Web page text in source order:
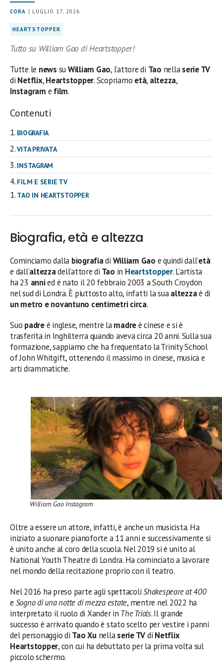
CORA | LUGLIO 17, 2026
HEARTSTOPPER
Tutto su William Gao di Heartstopper!
Tutte le news suWilliam Gao, l’attore di Tao nellaserie TV
di Netflix,Heartstopper. Scopriamo età, altezza,
Instagram e film.
Contenuti
BIOGRAFIA
VITA PRIVATA
INSTAGRAM
FILM E SERIE TV
TAO IN HEARTSTOPPER
Biografia, età e altezza
Cominciamo dalla biografiadi William Gao e quindi dall’età
e dall’altezzadell’attore di Tao in Heartstopper. L’artista
ha 23 annied è nato il 20 febbraio 2003 a South Croydon
nel sud di Londra. È piuttosto alto, infatti la suaaltezzaè di
un metro e novantuno centimetri circa.
Suo padreè inglese, mentre lamadreè cinese e si è
trasferita in Inghilterra quando aveva circa 20 anni. Sulla sua
formazione, sappiamo che ha frequentato la Trinity School
of John Whitgift, ottenendo il massimo in cinese, musica e
arti drammatiche.
William Gao Instagram
Oltre a essere un attore, infatti, è anche un musicista. Ha
iniziato a suonare pianoforte a 11 anni e successivamente si
è unito anche al coro della scuola. Nel 2019 si è unito al
National Youth Theatre di Londra. Ha cominciato a lavorare
nel mondo della recitazione proprio con il teatro.
Nel 2016 ha preso parte agli spettacoliShakespeare at 400
e Sogno di una notte di mezza estate, mentre nel 2022 ha
interpretato il ruolo di Xander in The Trials. Il grande
successo è arrivato quando è stato scelto per vestire i panni
del personaggio di Tao Xunellaserie TVdi Netflix
Heartstopper, con cui ha debuttato per la prima volta sul
piccolo schermo.